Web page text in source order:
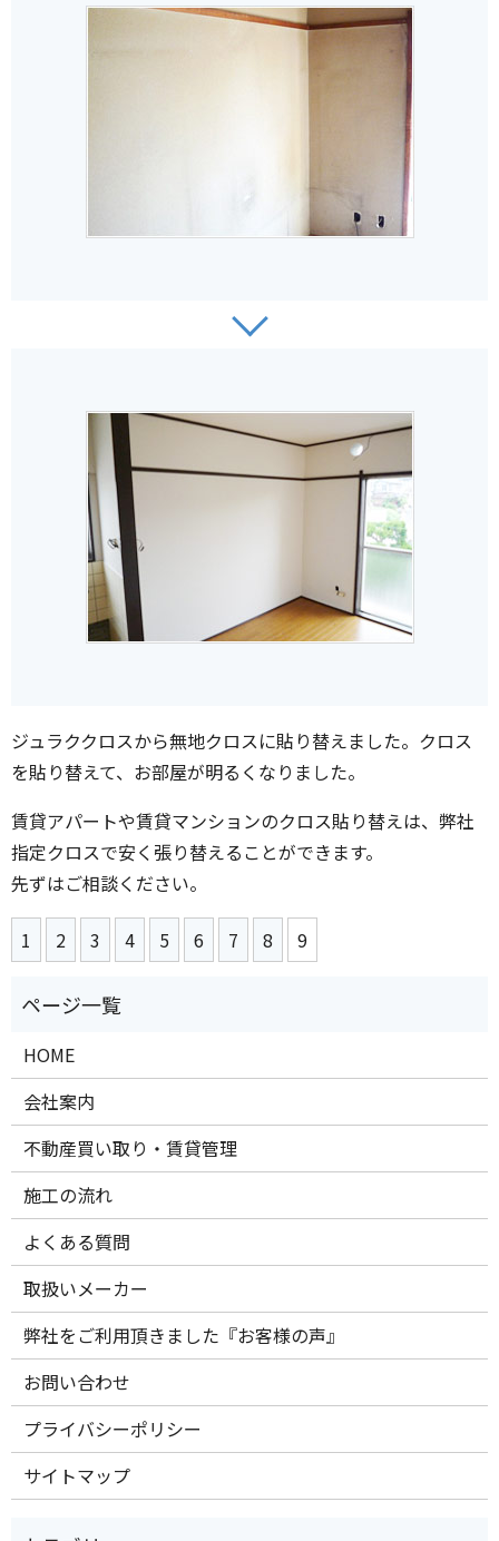
ジュラククロスから無地クロスに貼り替えました。クロス
を貼り替えて、お部屋が明るくなりました。
賃貸アパートや賃貸マンションのクロス貼り替えは、弊社
指定クロスで安く張り替えることができます。
先ずはご相談ください。
1 2 3 4 5 6 7 8 9
HOME
会社案内
不動産買い取り・賃貸管理
施工の流れ
よくある質問
取扱いメーカー
弊社をご利用頂きました『お客様の声』
お問い合わせ
プライバシーポリシー
サイトマップ